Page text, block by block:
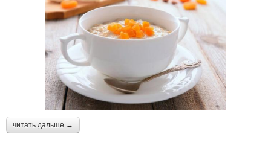
читать дальше →